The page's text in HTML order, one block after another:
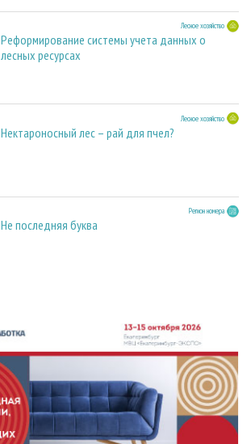
Лесное хозяйство
Реформирование системы учета данных о
лесных ресурсах
Лесное хозяйство
Нектароносный лес – рай для пчел?
Регион номера
Не последняя буква